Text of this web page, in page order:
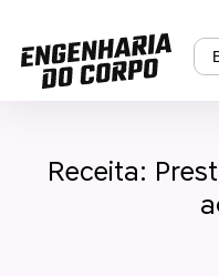
Receita: